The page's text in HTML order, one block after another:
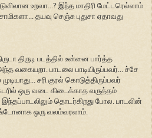
உறவா...? இந்த மாதிரி மேட்டரெல்லாம்
தயவு செஞ்சு புதுசா ஏதாவது
திருடி படத்தில் உன்னை பார்த்த
வகையறா. பாடலை பாடியிருப்பவர்... ச்சே
சரி குரல் கொடுத்திருப்பவர்
ஒரு வடை கிடைக்காத வருத்தம்
இந்தப்பாடலிலும் தொடர்கிறது போல. பாடலின்
ஒரு வலம்வரலாம்.